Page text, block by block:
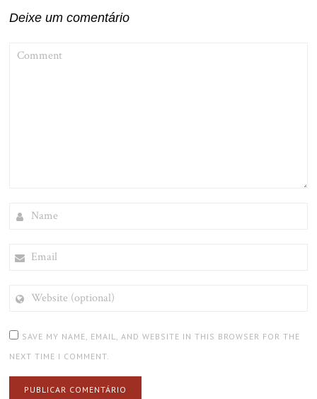
Deixe um comentário
(OPTIONAL)
SAVE MY NAME, EMAIL, AND WEBSITE IN THIS BROWSER FOR THE
NEXT TIME I COMMENT.